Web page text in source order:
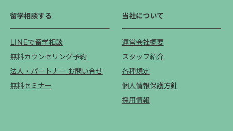
留学相談する
LINEで留学相談
無料カウンセリング予約
法人・パートナー お問い合せ
無料セミナー
当社について
運営会社概要
スタッフ紹介
各種規定
個人情報保護方針
採用情報